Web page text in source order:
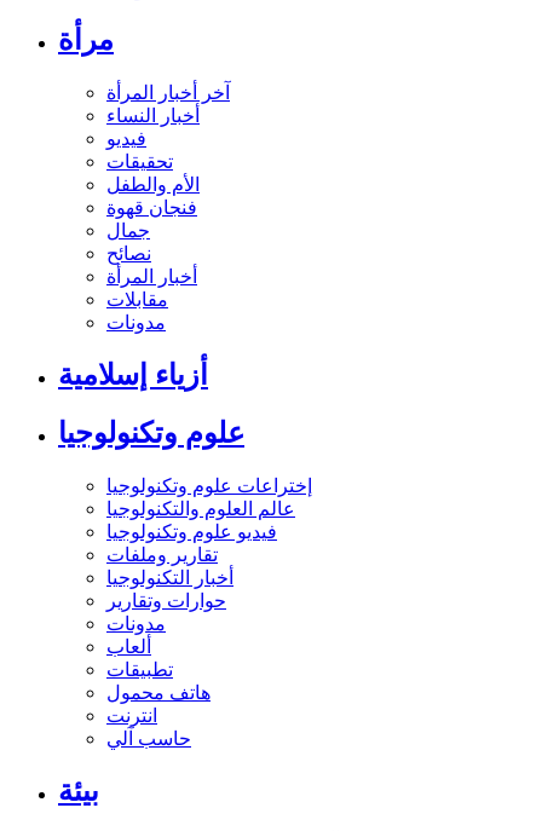
مرأة
آخر أخبار المرأة
أخبار النساء
فيديو
تحقيقات
الأم والطفل
فنجان قهوة
جمال
نصائح
أخبار المرأة
مقابلات
مدونات
أزياء إسلامية
علوم وتكنولوجيا
إختراعات علوم وتكنولوجيا
عالم العلوم والتكنولوجيا
فيديو علوم وتكنولوجيا
تقارير وملفات
أخبار التكنولوجيا
حوارات وتقارير
مدونات
ألعاب
تطبيقات
هاتف محمول
انترنت
حاسب آلي
بيئة